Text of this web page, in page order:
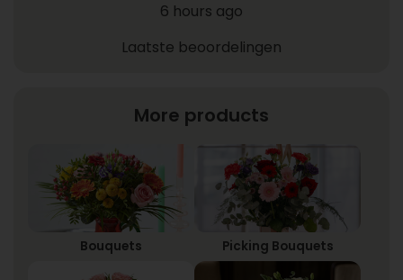
6 hours ago
Laatste beoordelingen
More products
Bouquets Picking Bouquets